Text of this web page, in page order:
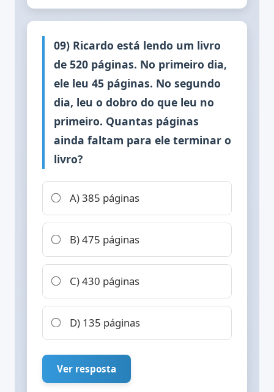
09) Ricardo está lendo um livro
de 520 páginas. No primeiro dia,
ele leu 45 páginas. No segundo
dia, leu o dobro do que leu no
primeiro. Quantas páginas
ainda faltam para ele terminar o
livro?
A) 385 páginas
B) 475 páginas
C) 430 páginas
D) 135 páginas
Ver resposta